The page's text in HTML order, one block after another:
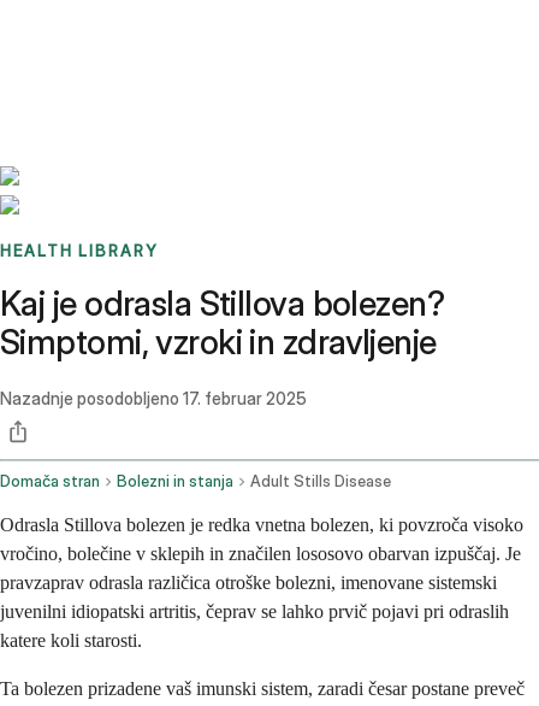
HEALTH LIBRARY
Kaj je odrasla Stillova bolezen?
Simptomi, vzroki in zdravljenje
Nazadnje posodobljeno 17. februar 2025
Domača stran Bolezni in stanja Adult Stills Disease
Odrasla Stillova bolezen je redka vnetna bolezen, ki povzroča visoko
vročino, bolečine v sklepih in značilen lososovo obarvan izpuščaj. Je
pravzaprav odrasla različica otroške bolezni, imenovane sistemski
juvenilni idiopatski artritis, čeprav se lahko prvič pojavi pri odraslih
katere koli starosti.
Ta bolezen prizadene vaš imunski sistem, zaradi česar postane preveč